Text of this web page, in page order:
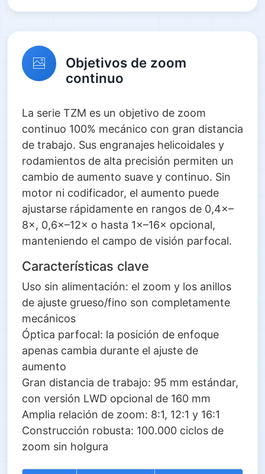
Objetivos de zoom
continuo
La serie TZM es un objetivo de zoom
continuo 100% mecánico con gran distancia
de trabajo. Sus engranajes helicoidales y
rodamientos de alta precisión permiten un
cambio de aumento suave y continuo. Sin
motor ni codificador, el aumento puede
ajustarse rápidamente en rangos de 0,4×–
8×, 0,6×–12× o hasta 1×–16× opcional,
manteniendo el campo de visión parfocal.
Características clave
Uso sin alimentación: el zoom y los anillos
de ajuste grueso/fino son completamente
mecánicos
Óptica parfocal: la posición de enfoque
apenas cambia durante el ajuste de
aumento
Gran distancia de trabajo: 95 mm estándar,
con versión LWD opcional de 160 mm
Amplia relación de zoom: 8:1, 12:1 y 16:1
Construcción robusta: 100.000 ciclos de
zoom sin holgura